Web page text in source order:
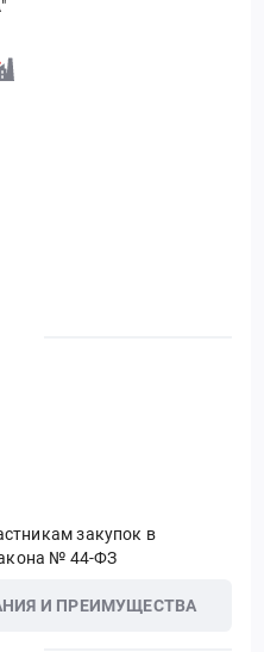
закупок в
№ 44-ФЗ
И ПРЕИМУЩЕСТВА